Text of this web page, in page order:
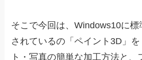
そこで今回は、Windows10に
されているの「ペイント3D」
ト・写真の簡単な加工方法と、